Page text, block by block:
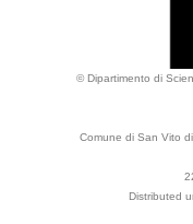
© Dipartimento di
Comune di San Vito
Distributed